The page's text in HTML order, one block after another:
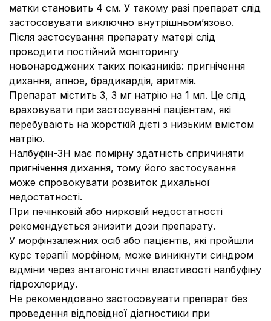
матки становить 4 см. У такому разі препарат слід
застосовувати виключно внутрішньом’язово.
Після застосування препарату матері слід
проводити постійний моніторингу
новонароджених таких показників: пригнічення
дихання, апное, брадикардія, аритмія.
Препарат містить 3, 3 мг натрію на 1 мл. Це слід
враховувати при застосуванні пацієнтам, які
перебувають на жорсткій дієті з низьким вмістом
натрію.
Налбуфін-ЗН має помірну здатність спричиняти
пригнічення дихання, тому його застосування
може спровокувати розвиток дихальної
недостатності.
При печінковій або нирковій недостатності
рекомендується знизити дози препарату.
У морфінзалежних осіб або пацієнтів, які пройшли
курс терапії морфіном, може виникнути синдром
відміни через антагоністичні властивості налбуфіну
гідрохлориду.
Не рекомендовано застосовувати препарат без
проведення відповідної діагностики при